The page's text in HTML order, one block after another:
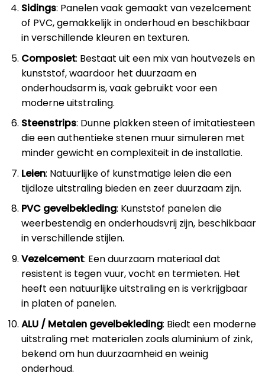
Sidings: Panelen vaak gemaakt van vezelcement
of PVC, gemakkelijk in onderhoud en beschikbaar
in verschillende kleuren en texturen.
Composiet: Bestaat uit een mix van houtvezels en
kunststof, waardoor het duurzaam en
onderhoudsarm is, vaak gebruikt voor een
moderne uitstraling.
Steenstrips: Dunne plakken steen of imitatiesteen
die een authentieke stenen muur simuleren met
minder gewicht en complexiteit in de installatie.
Leien: Natuurlijke of kunstmatige leien die een
tijdloze uitstraling bieden en zeer duurzaam zijn.
PVC gevelbekleding: Kunststof panelen die
weerbestendig en onderhoudsvrij zijn, beschikbaar
in verschillende stijlen.
Vezelcement: Een duurzaam materiaal dat
resistent is tegen vuur, vocht en termieten. Het
heeft een natuurlijke uitstraling en is verkrijgbaar
in platen of panelen.
ALU / Metalen gevelbekleding: Biedt een moderne
uitstraling met materialen zoals aluminium of zink,
bekend om hun duurzaamheid en weinig
onderhoud.